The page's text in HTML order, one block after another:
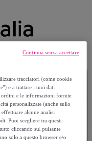
tracciatori (come cookie
e a trattare i tuoi dati
ordini e le informazioni fornite
personalizzate (anche sullo
alcune analisi
Puoi scegliere tra questi
cliccando sul pulsante
solo a questo browser e/o
Continua senza accettare